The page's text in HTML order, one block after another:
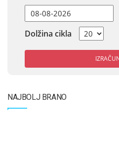
Dolžina cikla
NAJBOLJ BRANO